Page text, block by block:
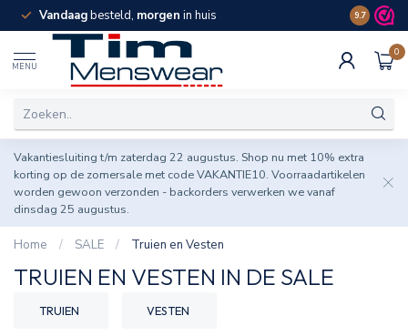
Vandaagbesteld, morgen in huis Spaar
9.7
MENU
0
Vakantiesluiting t/m zaterdag 22 augustus. Shop nu met 10% extra
korting op de zomersale met code VAKANTIE10. Voorraadartikelen
worden gewoon verzonden - backorders verwerken we vanaf
dinsdag 25 augustus.
Home / SALE / Truien en Vesten
TRUIEN EN VESTEN IN DE SALE
TRUIEN VESTEN